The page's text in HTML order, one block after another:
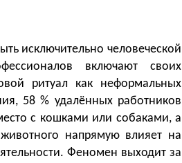
исключительно человеческой
включают своих
ритуал как неформальных
58 % удалённых работников
с кошками или собаками, а
напрямую влияет на
Феномен выходит за